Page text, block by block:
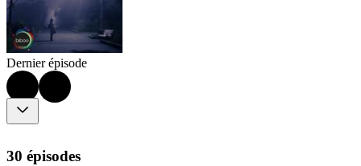
Dernier épisode
30 épisodes